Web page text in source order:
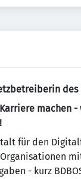
des
machen -
für den
- kurz